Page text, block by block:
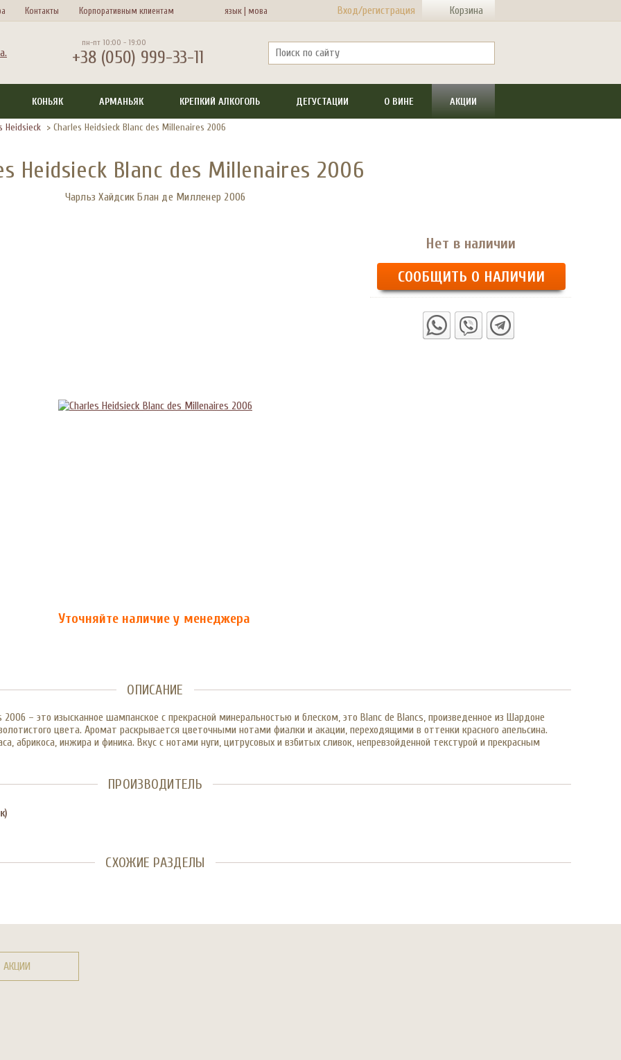
Контакты Корпоративным клиентам язык |мова Вход/регистрация Корзина
пн-пт 10:00 - 19:00
+38 (050) 999-33-11
КОНЬЯК АРМАНЬЯК КРЕПКИЙ АЛКОГОЛЬ ДЕГУСТАЦИИ О ВИНЕ АКЦИИ
Heidsieck > Charles Heidsieck Blanc des Millenaires 2006
Heidsieck Blanc des Millenaires 2006
Чарльз Хайдсик Блан де Милленер 2006
Нет в наличии
СООБЩИТЬ О НАЛИЧИИ
Уточняйте наличие у менеджера
ОПИСАНИЕ
– это изысканное шампанское с прекрасной минеральностью и блеском, это Blanc de Blancs, произведенное из Шардоне
цвета. Аромат раскрывается цветочными нотами фиалки и акации, переходящими в оттенки красного апельсина.
абрикоса, инжира и финика. Вкус с нотами нуги, цитрусовых и взбитых сливок, непревзойденной текстурой и прекрасным
ПРОИЗВОДИТЕЛЬ
СХОЖИЕ РАЗДЕЛЫ
АКЦИИ